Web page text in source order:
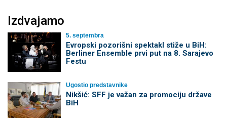
Izdvajamo
5. septembra
Evropski pozorišni spektakl stiže u BiH:
Berliner Ensemble prvi put na 8. Sarajevo
Festu
Ugostio predstavnike
Nikšić: SFF je važan za promociju države
BiH